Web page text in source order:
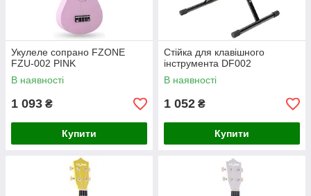
Укулеле сопрано FZONE
FZU-002 PINK
В наявності
1 093 ₴
Купити
Стійка для клавішного
інструмента DF002
В наявності
1 052 ₴
Купити